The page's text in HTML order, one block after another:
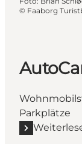
© Faaborg
Parkplätze
Mehr